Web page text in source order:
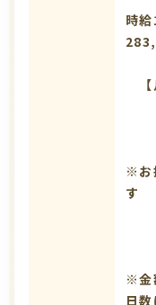
時
【
※お
す
※金
日